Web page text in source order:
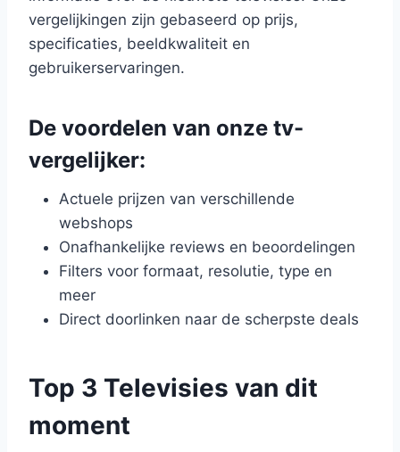
vergelijkingen zijn gebaseerd op prijs,
specificaties, beeldkwaliteit en
gebruikerservaringen.
De voordelen van onze tv-
vergelijker:
Actuele prijzen van verschillende
webshops
Onafhankelijke reviews en beoordelingen
Filters voor formaat, resolutie, type en
meer
Direct doorlinken naar de scherpste deals
Top 3 Televisies van dit
moment